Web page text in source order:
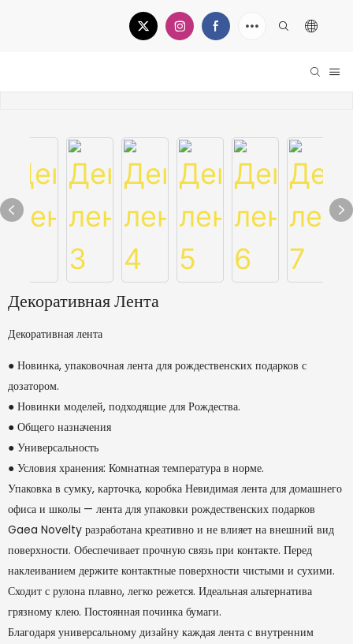
Декоративная Лента
Декоративная лента
● Новинка, упаковочная лента для рождественских подарков с
дозатором.
● Новинки моделей, подходящие для Рождества.
● Общего назначения
● Универсальность
● Условия хранения: Комнатная температура в норме.
Упаковка в сумку, карточка, коробка Невидимая лента для домашнего
офиса и школы — лента для упаковки рождественских подарков
Gaea Novelty разработана креативно и не влияет на внешний вид
поверхности. Обеспечивает прочную связь при контакте. Перед
наклеиванием держите контактные поверхности чистыми и сухими.
Сходит с рулона плавно, легко режется. Идеальная альтернатива
грязному клею. Постоянная починка бумаги.
Благодаря универсальному дизайну каждая лента с внутренним